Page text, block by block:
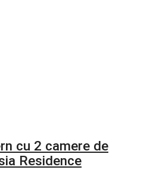
cu 2 camere de
Residence